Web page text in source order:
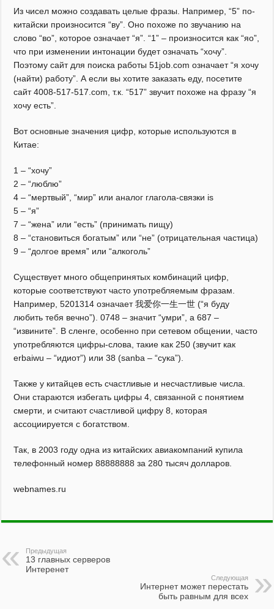
Из чисел можно создавать целые фразы. Например, “5” по-
китайски произносится “ву”. Оно похоже по звучанию на
слово “во”, которое означает “я”. “1” – произносится как “яо”,
что при изменении интонации будет означать “хочу”.
Поэтому сайт для поиска работы 51job.com означает “я хочу
(найти) работу”. А если вы хотите заказать еду, посетите
сайт 4008-517-517.com, т.к. “517” звучит похоже на фразу “я
хочу есть”.
Вот основные значения цифр, которые используются в
Китае:
1 – “хочу”
2 – “люблю”
4 – “мертвый”, “мир” или аналог глагола-связки is
5 – “я”
7 – “жена” или “есть” (принимать пищу)
8 – “становиться богатым” или “не” (отрицательная частица)
9 – “долгое время” или “алкоголь”
Существует много общепринятых комбинаций цифр,
которые соответствуют часто употребляемым фразам.
Например, 5201314 означает 我爱你一生一世 (“я буду
любить тебя вечно”). 0748 – значит “умри”, а 687 –
“извините”. В сленге, особенно при сетевом общении, часто
употребляются цифры-слова, такие как 250 (звучит как
erbaiwu – “идиот”) или 38 (sanba – “сука”).
Также у китайцев есть счастливые и несчастливые числа.
Они стараются избегать цифры 4, связанной с понятием
смерти, и считают счастливой цифру 8, которая
ассоциируется с богатством.
Так, в 2003 году одна из китайских авиакомпаний купила
телефонный номер 88888888 за 280 тысяч долларов.
webnames.ru
Предыдущая
13 главных серверов
Интеренет
Следующая
Интернет может перестать
быть равным для всех